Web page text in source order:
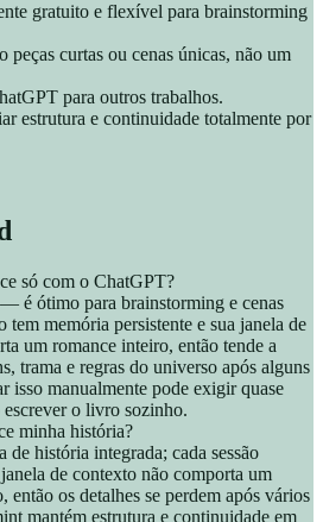
gratuito e flexível para brainstorming
peças curtas ou cenas únicas, não um
para outros trabalhos.
estrutura e continuidade totalmente por
só com o ChatGPT?
é ótimo para brainstorming e cenas
tem memória persistente e sua janela de
um romance inteiro, então tende a
trama e regras do universo após alguns
isso manualmente pode exigir quase
o livro sozinho.
minha história?
de história integrada; cada sessão
de contexto não comporta um
então os detalhes se perdem após vários
mantém estrutura e continuidade em